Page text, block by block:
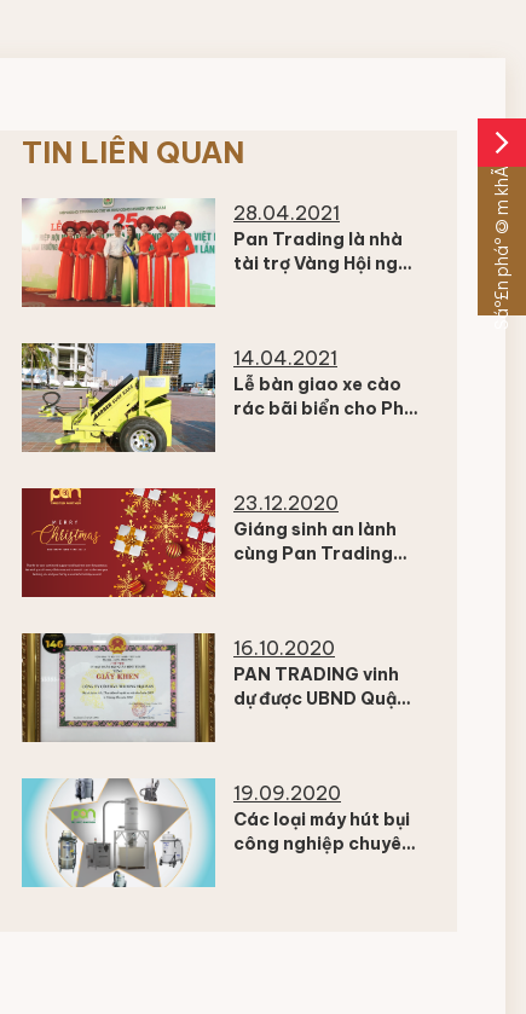
TIN LIÊN QUAN
28.04.2021
Pan Trading là nhà
tài trợ Vàng Hội nghị
14.04.2021
Lễ bàn giao xe cào
rác bãi biển cho Phú
23.12.2020
Giáng sinh an lành
cùng Pan Trading
16.10.2020
PAN TRADING vinh
dự được UBND Quận
phát triển” năm
2020
19.09.2020
Các loại máy hút bụi
công nghiệp chuyên
arrow_forward_ios
Sáº£n pháº©m khÃ¡c